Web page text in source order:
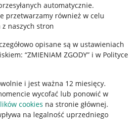
automatycznie.
przetwarzamy również w celu
z naszych stron
opisane są w ustawieniach
“ZMIENIAM ZGODY” i w Polityce
i jest ważna 12 miesięcy.
wycofać lub ponowić w
cookies na stronie głównej.
na legalność uprzedniego
Cyfrowych